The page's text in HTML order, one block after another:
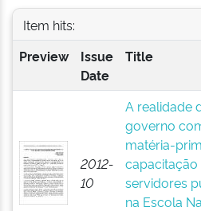
Item hits:
Preview
Issue
Date
Title
2012-
10
A realidade
governo
matéria-
capacitação
servidores
na Escola